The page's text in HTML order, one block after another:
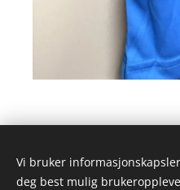
Vi bruker
deg best mulig